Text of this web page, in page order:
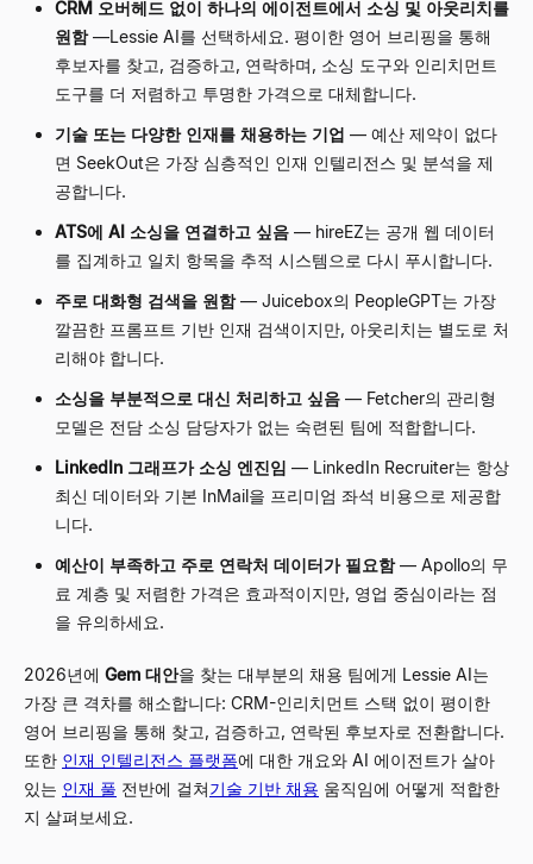
CRM 오버헤드 없이 하나의 에이전트에서 소싱 및 아웃리치를
원함 —Lessie AI를 선택하세요. 평이한 영어 브리핑을 통해
후보자를 찾고, 검증하고, 연락하며, 소싱 도구와 인리치먼트
도구를 더 저렴하고 투명한 가격으로 대체합니다.
기술 또는 다양한 인재를 채용하는 기업 — 예산 제약이 없다
면 SeekOut은 가장 심층적인 인재 인텔리전스 및 분석을 제
공합니다.
ATS에 AI 소싱을 연결하고 싶음 — hireEZ는 공개 웹 데이터
를 집계하고 일치 항목을 추적 시스템으로 다시 푸시합니다.
주로 대화형 검색을 원함 — Juicebox의 PeopleGPT는 가장
깔끔한 프롬프트 기반 인재 검색이지만, 아웃리치는 별도로 처
리해야 합니다.
소싱을 부분적으로 대신 처리하고 싶음 — Fetcher의 관리형
모델은 전담 소싱 담당자가 없는 숙련된 팀에 적합합니다.
LinkedIn 그래프가 소싱 엔진임 — LinkedIn Recruiter는 항상
최신 데이터와 기본 InMail을 프리미엄 좌석 비용으로 제공합
니다.
예산이 부족하고 주로 연락처 데이터가 필요함 — Apollo의 무
료 계층 및 저렴한 가격은 효과적이지만, 영업 중심이라는 점
을 유의하세요.
2026년에 Gem 대안을 찾는 대부분의 채용 팀에게 Lessie AI는
가장 큰 격차를 해소합니다: CRM-인리치먼트 스택 없이 평이한
영어 브리핑을 통해 찾고, 검증하고, 연락된 후보자로 전환합니다.
또한 인재 인텔리전스 플랫폼에 대한 개요와 AI 에이전트가 살아
있는 인재 풀 전반에 걸쳐기술 기반 채용 움직임에 어떻게 적합한
지 살펴보세요.